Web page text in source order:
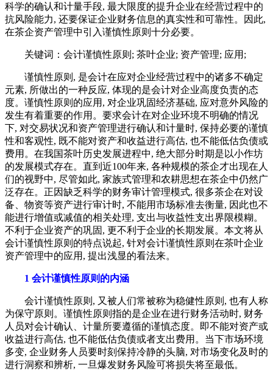
科学的确认和计量手段, 最大限度的提升企业在经营过程中的
抗风险能力, 还要保证企业财务信息的真实性和可靠性。因此,
在茶企资产管理中引入谨慎性原则十分必要。
关键词：会计谨慎性原则; 茶叶企业; 资产管理; 应用;
谨慎性原则, 是会计在应对企业经营过程中的诸多不确定
元素, 所做出的一种反应, 体现的是会计对企业高度负责的态
度。谨慎性原则的应用, 对企业巩固经济基础, 应对意外风险的
发生有着重要的作用。要求会计在对企业环境不明确的情况
下, 对交易状况和资产管理进行确认和计量时, 保持必要的谨慎
性和客观性, 既不能对资产和收益进行高估, 也不能低估负债或
费用。在我国茶叶历史发展进程中, 绝大部分时期是以小作坊
的发展模式存在。直到近100年来, 各种规模的茶企才出现在人
们的视野中, 尽管如此, 家族式管理和农耕思想在茶企中仍然广
泛存在。正因缺乏科学的财务审计管理模式, 很多茶企在对设
备、物资等资产进行审计时, 不能用市场标准去衡量, 因此也不
能进行增值或减值的相关处理, 支出与收益性支出界限模糊。
不利于企业资产的巩固, 更不利于企业的长期发展。本文将从
会计谨慎性原则的特点说起, 针对会计谨慎性原则在茶叶企业
资产管理中的应用, 提出浅显的看法来。
1 会计谨慎性原则的内涵
会计谨慎性原则, 又被人们常被称为稳健性原则, 也有人称
为保守原则。谨慎性原则指的是企业在进行财务活动时, 财务
人员对会计确认、计量所要遵循的谨慎态度。即不能对资产或
收益进行高估, 也不能低估负债或者支出费用。当下市场环境
多变, 企业财务人员要时刻保持冷静的头脑, 对市场变化及时的
进行洞察和辨析, 一旦爆发财务风险可将损失将至最低。